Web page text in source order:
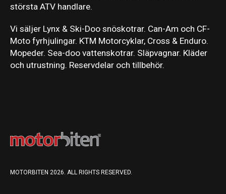
största ATV handlare.
Vi säljer Lynx & Ski-Doo snöskotrar. Can-Am och CF-
Moto fyrhjulingar. KTM Motorcyklar, Cross & Enduro.
Mopeder. Sea-doo vattenskotrar. Släpvagnar. Kläder
och utrustning. Reservdelar och tillbehör.
MOTORBITEN 2026. ALL RIGHTS RESERVED.